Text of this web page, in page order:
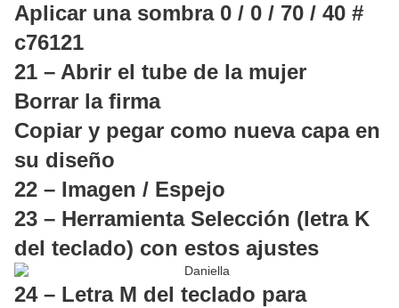
Aplicar una sombra 0 / 0 / 70 / 40 #
c76121
21 – Abrir el tube de la mujer
Borrar la firma
Copiar y pegar como nueva capa en
su diseño
22 – Imagen / Espejo
23 – Herramienta Selección (letra K
del teclado) con estos ajustes
24 – Letra M del teclado para